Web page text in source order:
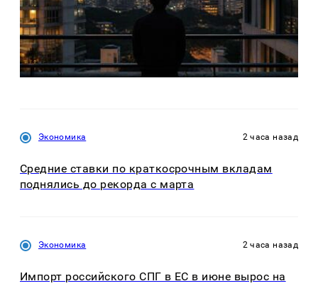
Экономика 2 часа назад
Средние ставки по краткосрочным вкладам
поднялись до рекорда с марта
Экономика 2 часа назад
Импорт российского СПГ в ЕС в июне вырос на